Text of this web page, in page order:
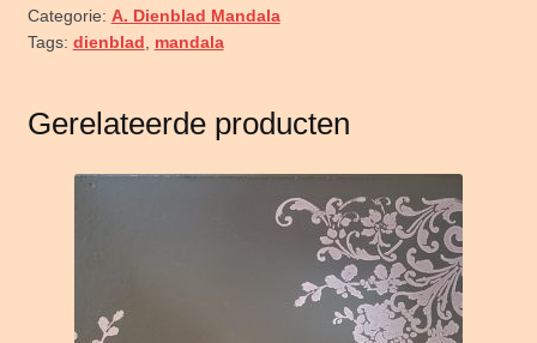
sjabloon
DB01
Categorie: A. Dienblad Mandala
Tags: dienblad mandala
Gerelateerde producten